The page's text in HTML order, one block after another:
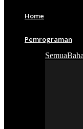
Home
Pemrograman
Semua